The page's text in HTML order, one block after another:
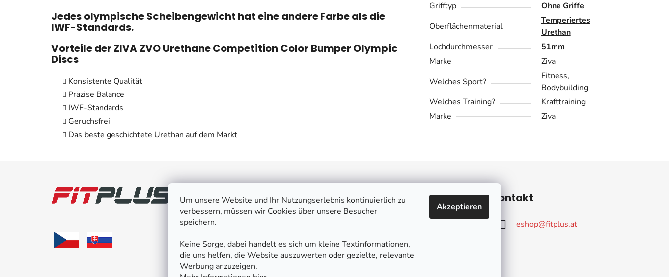
Um unsere Website und Ihr Nutzungserlebnis kontinuierlich zu
verbessern, müssen wir Cookies über unsere Besucher
speichern.
Keine Sorge, dabei handelt es sich um kleine Textinformationen,
die uns helfen, die Website auszuwerten oder gezielte, relevante
Werbung anzuzeigen.
Akzeptieren
Jedes olympische Scheibengewicht hat eine andere Farbe als die
IWF-Standards.
Vorteile der ZIVA ZVO Urethane Competition Color Bumper Olympic
Discs
Konsistente Qualität
Präzise Balance
IWF-Standards
Geruchsfrei
Das beste geschichtete Urethan auf dem Markt
Grifftyp
Ohne Griffe
Oberflächenmaterial
Temperiertes
Urethan
Lochdurchmesser
51mm
Marke
Ziva
Welches Sport?
Fitness,
Bodybuilding
Welches Training?
Krafttraining
Marke
Ziva
Kontakte
Reklamation und Widerruf
Versand und Lieferung
Geschäftsbedingungen
Könnte dich interessieren
Warum bei uns einkaufen
Größentabellen
Sportberatung und Blog
Kontakt
eshop@fitplus.at